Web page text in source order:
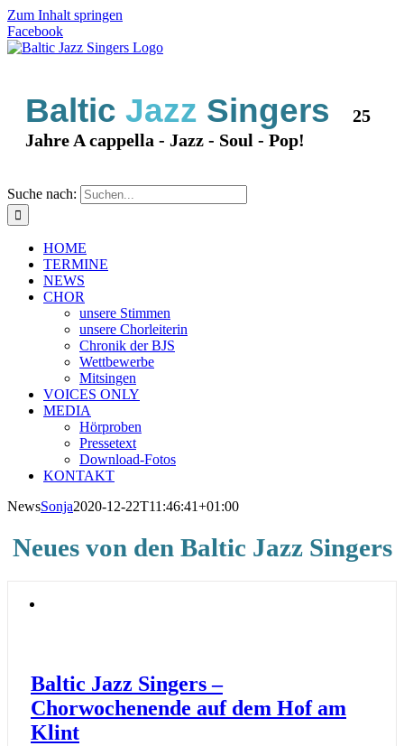
Zum Inhalt springen
Facebook
Baltic Jazz Singers 25
Jahre A cappella - Jazz - Soul - Pop!
Suche nach:
HOME
TERMINE
NEWS
CHOR
unsere Stimmen
unsere Chorleiterin
Chronik der BJS
Wettbewerbe
Mitsingen
VOICES ONLY
MEDIA
Hörproben
Pressetext
Download-Fotos
KONTAKT
NewsSonja2020-12-22T11:46:41+01:00
Neues von den Baltic Jazz Singers
Baltic Jazz Singers –
Chorwochenende auf dem Hof am
Klint